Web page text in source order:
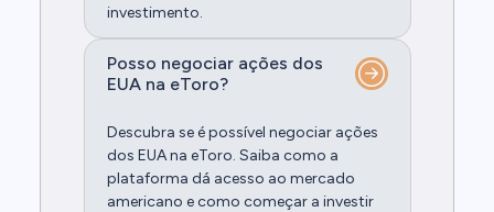
investimento.
Posso negociar ações dos
EUA na eToro?
Descubra se é possível negociar ações
dos EUA na eToro. Saiba como a
plataforma dá acesso ao mercado
americano e como começar a investir